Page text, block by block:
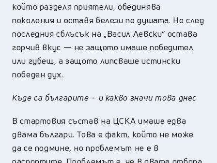
който разделя приятели, обединява
поколения и оставя белези по душата. Но след
последния сблъсък на „Васил Левски“ остава
горчив вкус — не защото имаше победител
или губещ, а защото липсваше истински
победен дух.
Къде са българите – и какво значи това днес
В стартовия състав на ЦСКА имаше едва
двама българи. Това е факт, който не може
да се подмине, но проблемът не е в